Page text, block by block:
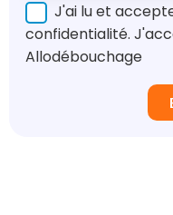
J'ai lu et
confidentialité.
Allodébouchage